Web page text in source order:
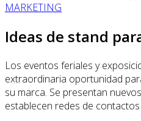
MARKETING
Ideas de stand
Los eventos feriales y
extraordinaria oportunidad
su marca. Se presentan
establecen redes de